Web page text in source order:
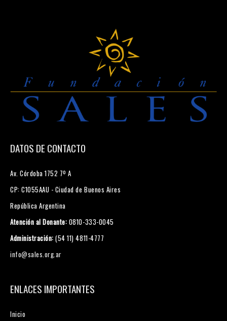
DATOS DE CONTACTO
Av. Córdoba 1752 7º A
CP: C1055AAU - Ciudad de Buenos Aires
República Argentina
Atención al Donante: 0810-333-0045
Administración: (54 11) 4811-4777
info@sales.org.ar
ENLACES IMPORTANTES
Inicio